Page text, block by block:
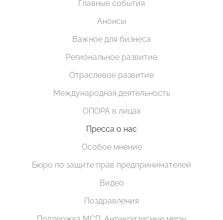
Главные события
Анонсы
Важное для бизнеса
Региональное развитие
Отраслевое развитие
Международная деятельность
ОПОРА в лицах
Пресса о нас
Особое мнение
Бюро по защите прав предпринимателей
Видео
Поздравления